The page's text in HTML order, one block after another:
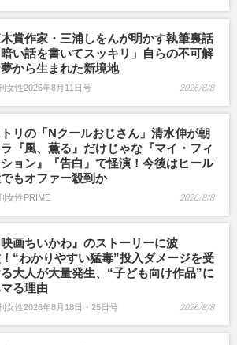
賞作家・三浦しをんが明かす執筆裏話
暗い話を書いてスッキリ」自らの不可解
から生まれた新境地
女性2026年8月11日号 2026/8/8
リの「Nクールおじさん」清水伸が朝
ラ『風、薫る』だけじゃな『マイ・フィ
ョン』『告白』で怪演！今後はヒール
もオファー殺到か
女性PRIME 2026/8/8
映画ちいかわ』のストーリーに波
“わかりやすい猛毒”投入ダメージを受
大人が大量発生、“子ども向け作品”に
る理由
女性2026年8月18日・25日号 2026/8/8